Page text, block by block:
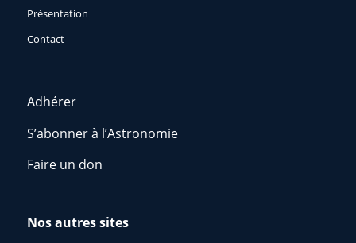
Présentation
Contact
Adhérer
S’abonner à l’Astronomie
Faire un don
Nos autres sites